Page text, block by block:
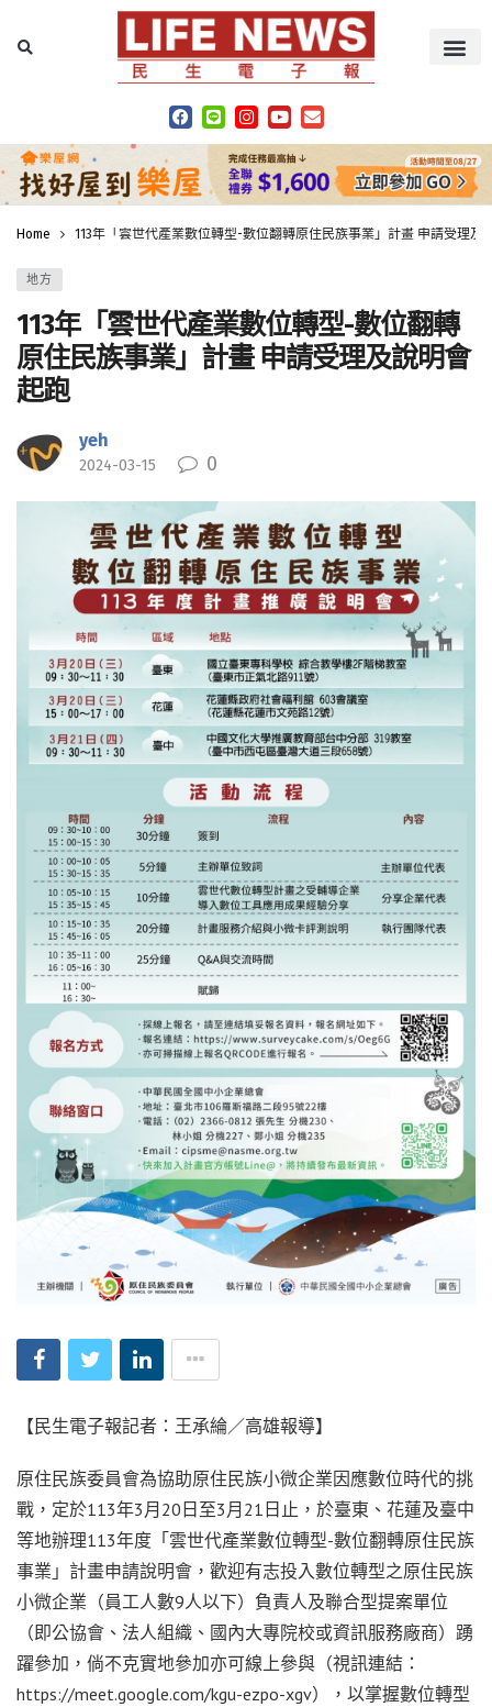
Home 113年「雲世代產業數位轉型-數位翻轉原住民族事業」計畫 申請受理及
地方
113年「雲世代產業數位轉型-數位翻轉
原住民族事業」計畫 申請受理及說明會
起跑
yeh
2024-03-15 0
【民生電子報記者：王承綸／高雄報導】
原住民族委員會為協助原住民族小微企業因應數位時代的挑
戰，定於113年3月20日至3月21日止，於臺東、花蓮及臺中
等地辦理113年度「雲世代產業數位轉型-數位翻轉原住民族
事業」計畫申請說明會，歡迎有志投入數位轉型之原住民族
小微企業（員工人數9人以下）負責人及聯合型提案單位
（即公協會、法人組織、國內大專院校或資訊服務廠商）踴
躍參加，倘不克實地參加亦可線上參與（視訊連結：
https://meet.google.com/kgu-ezpo-xgv），以掌握數位轉型